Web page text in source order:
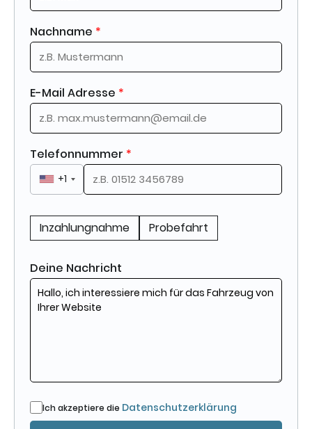
Nachname *
E-Mail Adresse *
Telefonnummer *
+1
Inzahlungnahme Probefahrt
Deine Nachricht
Ich akzeptiere die Datenschutzerklärung